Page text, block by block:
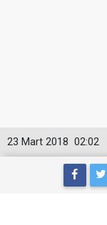
02:02
23 Mart 2018